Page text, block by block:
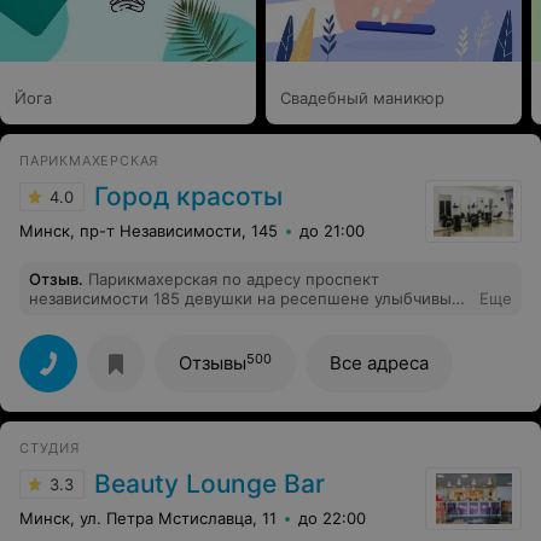
Йога Свадебный маникюр
ПАРИКМАХЕРСКАЯ
4.0 Город красоты
Минск, пр-т Независимости, 145 до 21:00
Отзыв. Парикмахерская по адресу проспект
независимости 185 девушки на ресепшене улыбчивые
довольна обслуживанием,буду приходить ещё,совету
Еще
Отзывы500 Все адреса
СТУДИЯ
3.3 Beauty Lounge Bar
Минск, ул. Петра Мстиславца, 11 до 22:00